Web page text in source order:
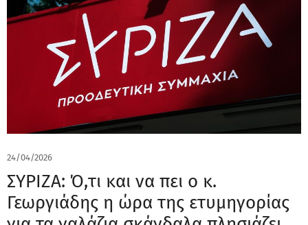
24/04/2026
ΣΥΡΙΖΑ: Ό,τι και να πει ο κ.
Γεωργιάδης η ώρα της ετυμηγορίας